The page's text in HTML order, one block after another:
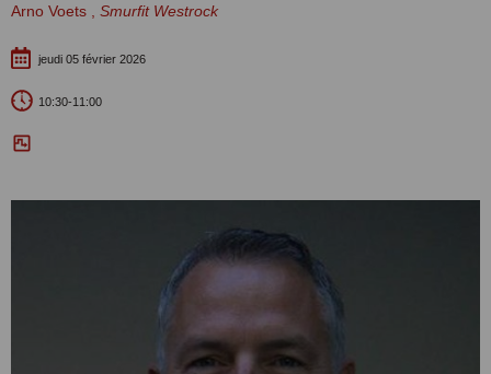
Arno Voets , Smurfit Westrock
jeudi 05 février 2026
10:30-11:00